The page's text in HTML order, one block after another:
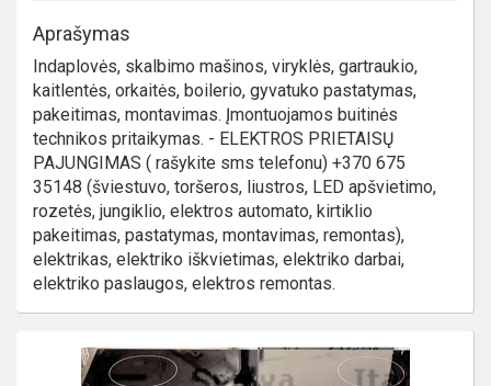
Aprašymas
Indaplovės, skalbimo mašinos, viryklės, gartraukio,
kaitlentės, orkaitės, boilerio, gyvatuko pastatymas,
pakeitimas, montavimas. Įmontuojamos buitinės
technikos pritaikymas. - ELEKTROS PRIETAISŲ
PAJUNGIMAS ( rašykite sms telefonu) +370 675
35148 (šviestuvo, toršeros, liustros, LED apšvietimo,
rozetės, jungiklio, elektros automato, kirtiklio
pakeitimas, pastatymas, montavimas, remontas),
elektrikas, elektriko iškvietimas, elektriko darbai,
elektriko paslaugos, elektros remontas.